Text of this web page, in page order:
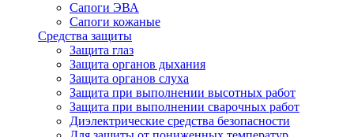
Сапоги ЭВА
Сапоги кожаные
Средства защиты
Защита глаз
Защита органов дыхания
Защита органов слуха
Защита при выполнении высотных работ
Защита при выполнении сварочных работ
Диэлектрические средства безопасности